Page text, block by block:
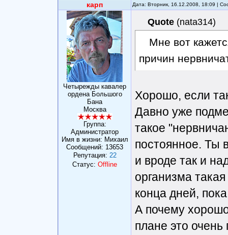
карп Дата: Вторник, 16.12.2008, 18:09 |
Четырежды кавалер
ордена Большого
Бана
Москва
Группа:
Администратор
Имя в жизни: Михаил
Сообщений: 13653
Репутация: 22
Статус: Offline
Quote (nata314)
Мне вот
причин
Хорошо, если
Давно уже
такое
постоянное. Ты
и вроде так и
организма
конца дней,
А почему
плане это